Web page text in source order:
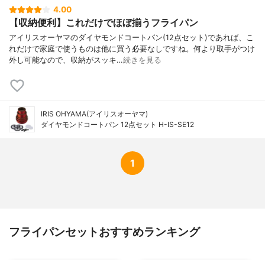
4.00
【収納便利】これだけでほぼ揃うフライパン
アイリスオーヤマのダイヤモンドコートパン(12点セット)であれば、こ
れだけで家庭で使うものは他に買う必要なしですね。何より取手がつけ
外し可能なので、収納がスッキ…続きを見る
IRIS OHYAMA(アイリスオーヤマ)
ダイヤモンドコートパン 12点セット H-IS-SE12
1
フライパンセットおすすめランキング